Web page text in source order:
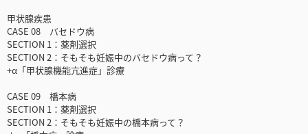
甲状腺疾患
CASE 08 バセドウ病
SECTION 1：薬剤選択
SECTION 2：そもそも妊娠中のバセドウ病って？
+α「甲状腺機能亢進症」診療
CASE 09 橋本病
SECTION 1：薬剤選択
SECTION 2：そもそも妊娠中の橋本病って？